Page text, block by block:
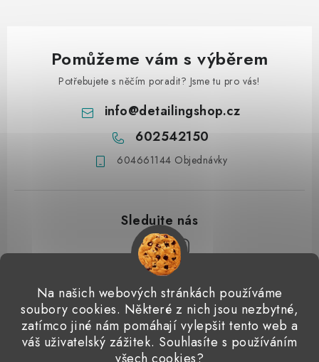
Na našich webových stránkách používáme
soubory cookies. Některé z nich jsou nezbytné,
zatímco jiné nám pomáhají vylepšit tento web a
váš uživatelský zážitek. Souhlasíte s používáním
Pomůžeme vám s výběrem
Potřebujete s něčím poradit? Jsme tu pro vás!
info@detailingshop.cz
602542150
604661144 Objednávky
Přijímáme online platby
Detailingclub Dodo Juice Gyeon Quartz ValetPRO